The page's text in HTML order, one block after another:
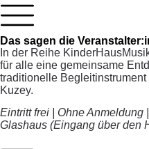
Das sagen die
In der Reihe
für alle eine gemeinsame
traditionelle
Kuzey.
Eintritt frei | Ohne Anmeldung |
Glashaus (Eingang über den